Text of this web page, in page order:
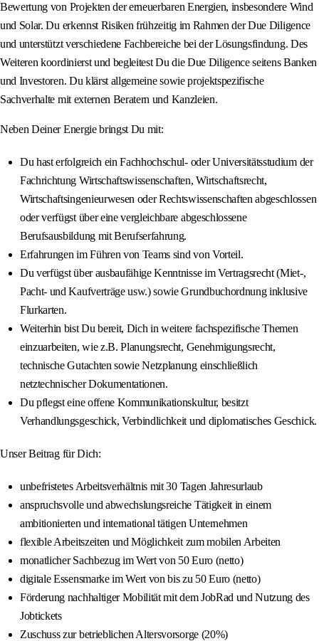
Bewertung von Projekten der erneuerbaren Energien, insbesondere Wind
und Solar. Du erkennst Risiken frühzeitig im Rahmen der Due Diligence
und unterstützt verschiedene Fachbereiche bei der Lösungsfindung. Des
Weiteren koordinierst und begleitest Du die Due Diligence seitens Banken
und Investoren. Du klärst allgemeine sowie projektspezifische
Sachverhalte mit externen Beratern und Kanzleien.
Neben Deiner Energie bringst Du mit:
Du hast erfolgreich ein Fachhochschul- oder Universitätsstudium der
Fachrichtung Wirtschaftswissenschaften, Wirtschaftsrecht,
Wirtschaftsingenieurwesen oder Rechtswissenschaften abgeschlossen
oder verfügst über eine vergleichbare abgeschlossene
Berufsausbildung mit Berufserfahrung.
Erfahrungen im Führen von Teams sind von Vorteil.
Du verfügst über ausbaufähige Kenntnisse im Vertragsrecht (Miet-,
Pacht- und Kaufverträge usw.) sowie Grundbuchordnung inklusive
Flurkarten.
Weiterhin bist Du bereit, Dich in weitere fachspezifische Themen
einzuarbeiten, wie z.B. Planungsrecht, Genehmigungsrecht,
technische Gutachten sowie Netzplanung einschließlich
netztechnischer Dokumentationen.
Du pflegst eine offene Kommunikationskultur, besitzt
Verhandlungsgeschick, Verbindlichkeit und diplomatisches Geschick.
Unser Beitrag für Dich:
unbefristetes Arbeitsverhältnis mit 30 Tagen Jahresurlaub
anspruchsvolle und abwechslungsreiche Tätigkeit in einem
ambitionierten und international tätigen Unternehmen
flexible Arbeitszeiten und Möglichkeit zum mobilen Arbeiten
monatlicher Sachbezug im Wert von 50 Euro (netto)
digitale Essensmarke im Wert von bis zu 50 Euro (netto)
Förderung nachhaltiger Mobilität mit dem JobRad und Nutzung des
Jobtickets
Zuschuss zur betrieblichen Altersvorsorge (20%)